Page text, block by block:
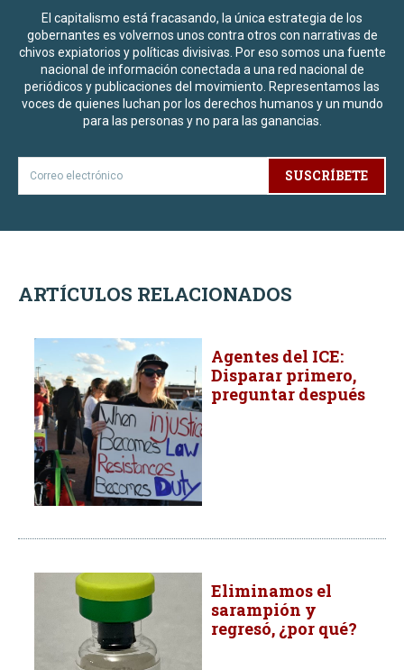
El capitalismo está fracasando, la única estrategia de los
gobernantes es volvernos unos contra otros con narrativas de
chivos expiatorios y políticas divisivas. Por eso somos una fuente
nacional de información conectada a una red nacional de
periódicos y publicaciones del movimiento. Representamos las
voces de quienes luchan por los derechos humanos y un mundo
para las personas y no para las ganancias.
SUSCRÍBETE
ARTÍCULOS RELACIONADOS
Agentes del ICE:
Disparar primero,
preguntar después
Eliminamos el
sarampión y
regresó, ¿por qué?